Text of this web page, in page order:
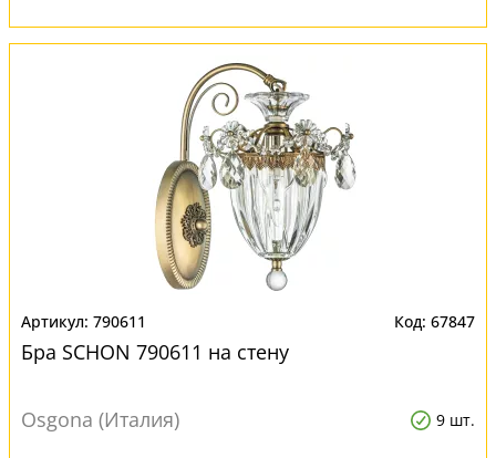
790611 67847
Бра SCHON 790611 на стену
Osgona (Италия) 9 шт.